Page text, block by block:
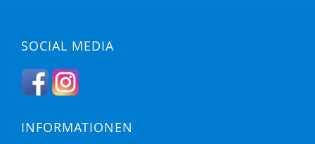
SOCIAL MEDIA
INFORMATIONEN